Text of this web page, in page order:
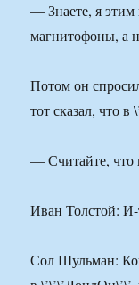
— Знаете, я
магнитофоны, а
Потом он
тот сказал, что в
— Считайте, что
Иван Толстой: И-
Сол Шульман: